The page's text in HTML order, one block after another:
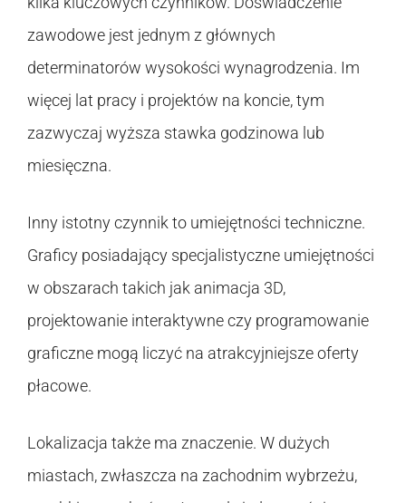
zawodowe jest jednym z głównych
determinatorów wysokości wynagrodzenia. Im
więcej lat pracy i projektów na koncie, tym
zazwyczaj wyższa stawka godzinowa lub
miesięczna.
Inny istotny czynnik to umiejętności techniczne.
Graficy posiadający specjalistyczne umiejętności
w obszarach takich jak animacja 3D,
projektowanie interaktywne czy programowanie
graficzne mogą liczyć na atrakcyjniejsze oferty
płacowe.
Lokalizacja także ma znaczenie. W dużych
miastach, zwłaszcza na zachodnim wybrzeżu,